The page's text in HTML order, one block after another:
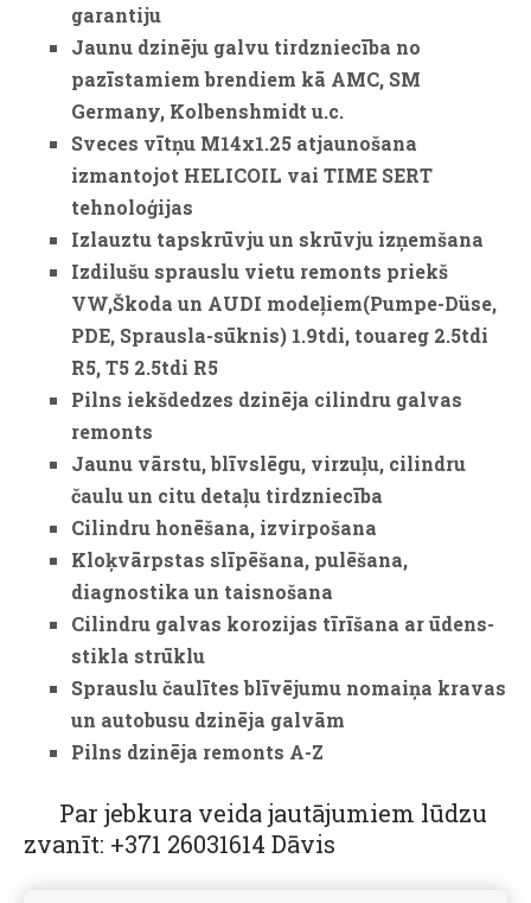
garantiju
Jaunu dzinēju galvu tirdzniecība no
pazīstamiem brendiem kā AMC, SM
Germany, Kolbenshmidt u.c.
Sveces vītņu M14x1.25 atjaunošana
izmantojot HELICOIL vai TIME SERT
tehnoloģijas
Izlauztu tapskrūvju un skrūvju izņemšana
Izdilušu sprauslu vietu remonts priekš
VW,Škoda un AUDI modeļiem(Pumpe-Düse,
PDE, Sprausla-sūknis) 1.9tdi, touareg 2.5tdi
R5, T5 2.5tdi R5
Pilns iekšdedzes dzinēja cilindru galvas
remonts
Jaunu vārstu, blīvslēgu, virzuļu, cilindru
čaulu un citu detaļu tirdzniecība
Cilindru honēšana, izvirpošana
Kloķvārpstas slīpēšana, pulēšana,
diagnostika un taisnošana
Cilindru galvas korozijas tīrīšana ar ūdens-
stikla strūklu
Sprauslu čaulītes blīvējumu nomaiņa kravas
un autobusu dzinēja galvām
Pilns dzinēja remonts A-Z
Par jebkura veida jautājumiem lūdzu
zvanīt: +371 26031614 Dāvis